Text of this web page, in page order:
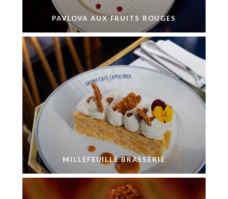
PAVLOVA AUX FRUITS ROUGES
MILLEFEUILLE BRASSERIE